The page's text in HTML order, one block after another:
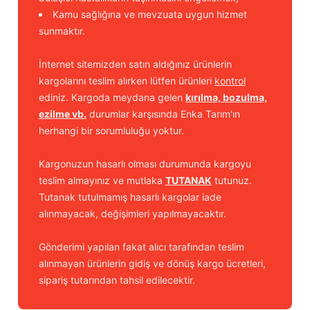
Kamu sağlığına ve mevzuata uygun hizmet
sunmaktır.
İnternet sitemizden satın aldığınız ürünlerin
kargolarını teslim alırken lütfen ürünleri kontrol
ediniz. Kargoda meydana gelen kırılma, bozulma,
ezilme vb. durumlar karşısında Enka Tarım'ın
herhangi bir sorumluluğu yoktur.
Kargonuzun hasarlı olması durumunda kargoyu
teslim almayınız ve mutlaka TUTANAK tutunuz.
Tutanak tutulmamış hasarlı kargolar iade
alınmayacak, değişimleri yapılmayacaktır.
Gönderimi yapılan fakat alıcı tarafından teslim
alınmayan ürünlerin gidiş ve dönüş kargo ücretleri,
sipariş tutarından tahsil edilecektir.